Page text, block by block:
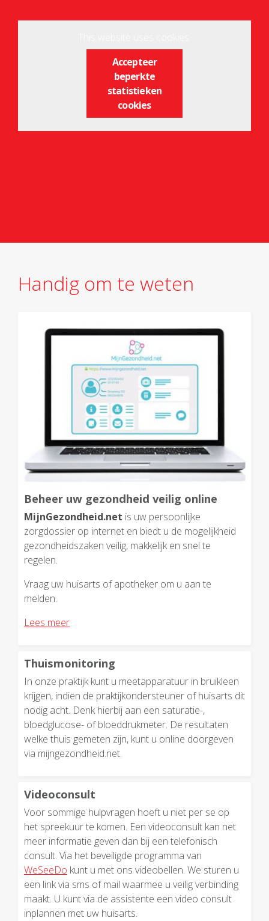
Accepteer
beperkte
statistieken
cookies
Handig om te weten
Beheer uw gezondheid veilig online
MijnGezondheid.net is uw persoonlijke
zorgdossier op internet en biedt u de mogelijkheid
gezondheidszaken veilig, makkelijk en snel te
regelen.
Vraag uw huisarts of apotheker om u aan te
melden.
Lees meer
Thuismonitoring
In onze praktijk kunt u meetapparatuur in bruikleen
krijgen, indien de praktijkondersteuner of huisarts dit
nodig acht. Denk hierbij aan een saturatie-,
bloedglucose- of bloeddrukmeter. De resultaten
welke thuis gemeten zijn, kunt u online doorgeven
via mijngezondheid.net.
Videoconsult
Voor sommige hulpvragen hoeft u niet per se op
het spreekuur te komen. Een videoconsult kan net
meer informatie geven dan bij een telefonisch
consult. Via het beveiligde programma van
WeSeeDo kunt u met ons videobellen. We sturen u
een link via sms of mail waarmee u veilig verbinding
maakt. U kunt via de assistente een video consult
inplannen met uw huisarts.